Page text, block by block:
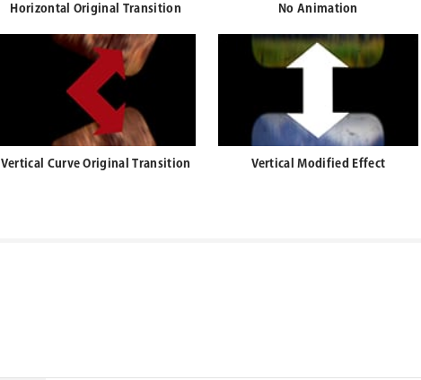
Horizontal Original Transition No Animation
Vertical Curve Original Transition Vertical Modified Effect